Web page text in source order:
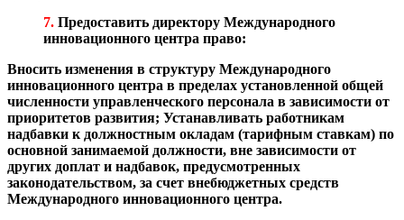
7. Предоставить директору Международного
инновационного центра право:
Вносить изменения в структуру Международного
инновационного центра в пределах установленной общей
численности управленческого персонала в зависимости от
приоритетов развития; Устанавливать работникам
надбавки к должностным окладам (тарифным ставкам) по
основной занимаемой должности, вне зависимости от
других доплат и надбавок, предусмотренных
законодательством, за счет внебюджетных средств
Международного инновационного центра.